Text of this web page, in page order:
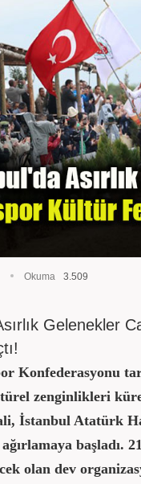
Okuma 3.509
Gelenekler
Konfederasyonu
zenginlikleri
İstanbul Atatürk
başladı.
olan dev